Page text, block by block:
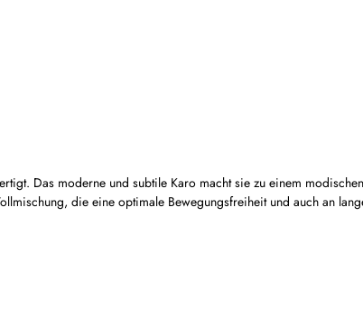
Das moderne und subtile Karo macht sie zu einem
die eine optimale Bewegungsfreiheit und auch an